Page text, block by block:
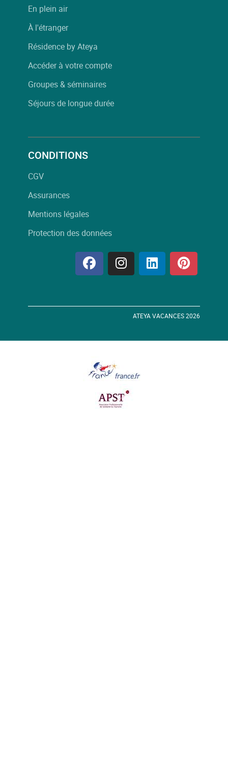
En plein air
À l'étranger
Résidence by Ateya
Accéder à votre compte
Groupes & séminaires
Séjours de longue durée
CONDITIONS
CGV
Assurances
Mentions légales
Protection des données
ATEYA VACANCES 2026